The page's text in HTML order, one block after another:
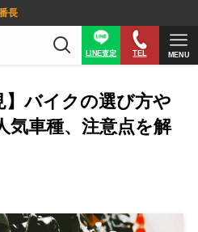
長
LINE査定 TEL MENU
】バイクの選び方や
気車種、注意点を解